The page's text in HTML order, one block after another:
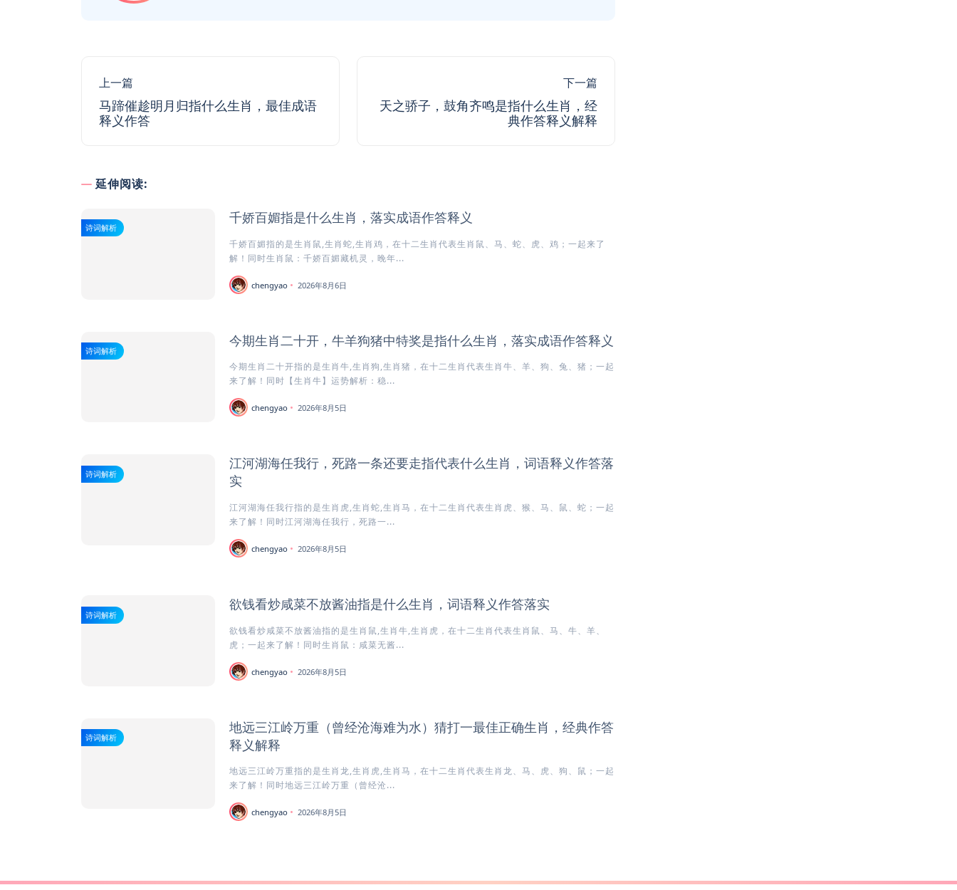
上一篇
马蹄催趁明月归指什么生肖，最佳成语
释义作答
下一篇
天之骄子，鼓角齐鸣是指什么生肖，经
典作答释义解释
延伸阅读:
诗词解析
千娇百媚指是什么生肖，落实成语作答释义
千娇百媚指的是生肖鼠,生肖蛇,生肖鸡，在十二生肖代表生肖鼠、马、蛇、虎、鸡；一起来了
解！同时生肖鼠：千娇百媚藏机灵，晚年...
chengyao 2026年8月6日
诗词解析
今期生肖二十开，牛羊狗猪中特奖是指什么生肖，落实成语作答释义
今期生肖二十开指的是生肖牛,生肖狗,生肖猪，在十二生肖代表生肖牛、羊、狗、兔、猪；一起
来了解！同时【生肖牛】运势解析：稳...
chengyao 2026年8月5日
诗词解析
江河湖海任我行，死路一条还要走指代表什么生肖，词语释义作答落
实
江河湖海任我行指的是生肖虎,生肖蛇,生肖马，在十二生肖代表生肖虎、猴、马、鼠、蛇；一起
来了解！同时江河湖海任我行，死路一...
chengyao 2026年8月5日
诗词解析
欲钱看炒咸菜不放酱油指是什么生肖，词语释义作答落实
欲钱看炒咸菜不放酱油指的是生肖鼠,生肖牛,生肖虎，在十二生肖代表生肖鼠、马、牛、羊、
虎；一起来了解！同时生肖鼠：咸菜无酱...
chengyao 2026年8月5日
诗词解析
地远三江岭万重（曾经沧海难为水）猜打一最佳正确生肖，经典作答
释义解释
地远三江岭万重指的是生肖龙,生肖虎,生肖马，在十二生肖代表生肖龙、马、虎、狗、鼠；一起
来了解！同时地远三江岭万重（曾经沧...
chengyao 2026年8月5日